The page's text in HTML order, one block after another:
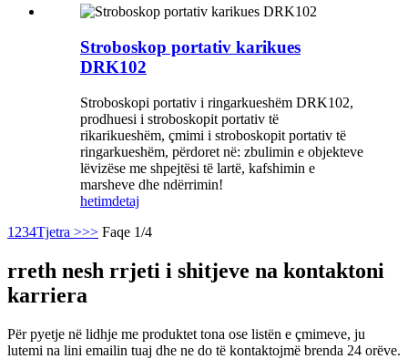
Stroboskop portativ karikues
DRK102
Stroboskopi portativ i ringarkueshëm DRK102,
prodhuesi i stroboskopit portativ të
rikarikueshëm, çmimi i stroboskopit portativ të
ringarkueshëm, përdoret në: zbulimin e objekteve
lëvizëse me shpejtësi të lartë, kafshimin e
marsheve dhe ndërrimin!
hetimdetaj
1 234Tjetra >>> Faqe 1/4
rreth nesh rrjeti i shitjeve na kontaktoni
karriera
Për pyetje në lidhje me produktet tona ose listën e çmimeve, ju
lutemi na lini emailin tuaj dhe ne do të kontaktojmë brenda 24 orëve.